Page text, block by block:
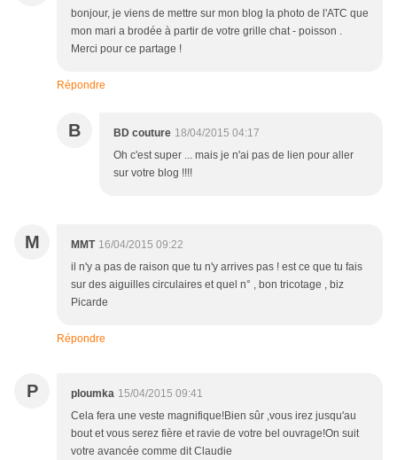
bonjour, je viens de mettre sur mon blog la photo de l'ATC que
mon mari a brodée à partir de votre grille chat - poisson .
Merci pour ce partage !
Répondre
B BD couture 18/04/2015 04:17
Oh c'est super ... mais je n'ai pas de lien pour aller
sur votre blog !!!!
M MMT 16/04/2015 09:22
il n'y a pas de raison que tu n'y arrives pas ! est ce que tu fais
sur des aiguilles circulaires et quel n° , bon tricotage , biz
Picarde
Répondre
P ploumka 15/04/2015 09:41
Cela fera une veste magnifique!Bien sûr ,vous irez jusqu'au
bout et vous serez fière et ravie de votre bel ouvrage!On suit
votre avancée comme dit Claudie